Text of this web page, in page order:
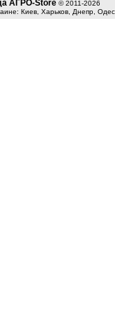
АГРО-Store © 2011-2026
Киев, Харьков, Днепр,